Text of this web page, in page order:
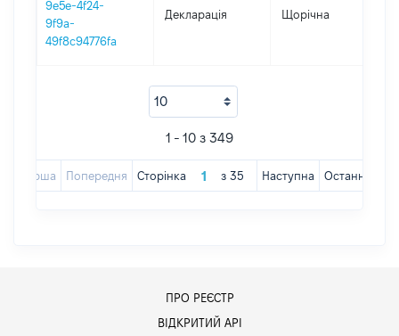
9e5e-4f24-
9f9a-
49f8c94776fa
Декларація Щорічна
1 - 10 з 349
Перша Попередня Сторінка з 35 Наступна Остання
ПРО РЕЄСТР
ВІДКРИТИЙ АРІ